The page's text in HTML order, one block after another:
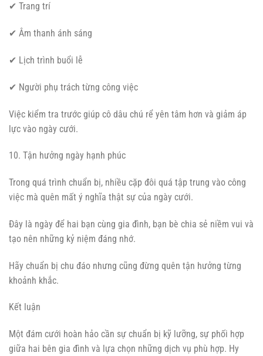
✔ Trang trí
✔ Âm thanh ánh sáng
✔ Lịch trình buổi lễ
✔ Người phụ trách từng công việc
Việc kiểm tra trước giúp cô dâu chú rể yên tâm hơn và giảm áp
lực vào ngày cưới.
10. Tận hưởng ngày hạnh phúc
Trong quá trình chuẩn bị, nhiều cặp đôi quá tập trung vào công
việc mà quên mất ý nghĩa thật sự của ngày cưới.
Đây là ngày để hai bạn cùng gia đình, bạn bè chia sẻ niềm vui và
tạo nên những kỷ niệm đáng nhớ.
Hãy chuẩn bị chu đáo nhưng cũng đừng quên tận hưởng từng
khoảnh khắc.
Kết luận
Một đám cưới hoàn hảo cần sự chuẩn bị kỹ lưỡng, sự phối hợp
giữa hai bên gia đình và lựa chọn những dịch vụ phù hợp. Hy